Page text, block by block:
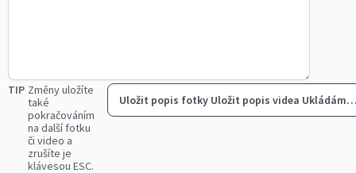
TIP Změny uložíte
také
pokračováním
na další fotku
či video a
zrušíte je
klávesou ESC.
Uložit popis fotky Uložit popis videa